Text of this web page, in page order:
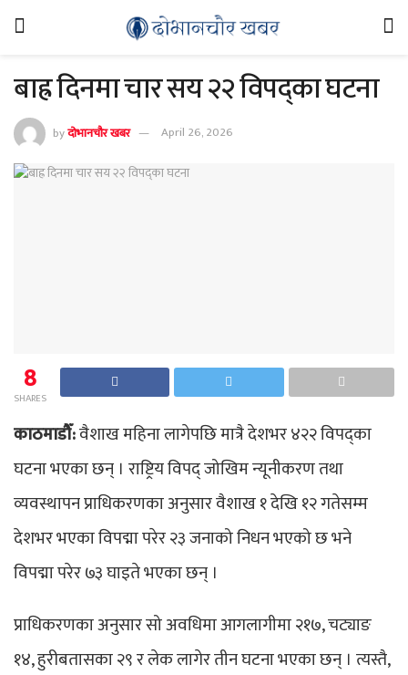
बाह्र दिनमा चार सय २२ विपद्का घटना
byदोभानचौर खबर April 26, 2026
8
SHARES
काठमाडौँ:वैशाख महिना लागेपछि मात्रै देशभर ४२२ विपद्का
घटना भएका छन् । राष्ट्रिय विपद् जोखिम न्यूनीकरण तथा
व्यवस्थापन प्राधिकरणका अनुसार वैशाख १ देखि १२ गतेसम्म
देशभर भएका विपद्मा परेर २३ जनाको निधन भएको छ भने
विपद्मा परेर ७३ घाइते भएका छन् ।
प्राधिकरणका अनुसार सो अवधिमा आगलागीमा २१७, चट्याङ
१४, हुरीबतासका २९ र लेक लागेर तीन घटना भएका छन् । त्यस्तै,